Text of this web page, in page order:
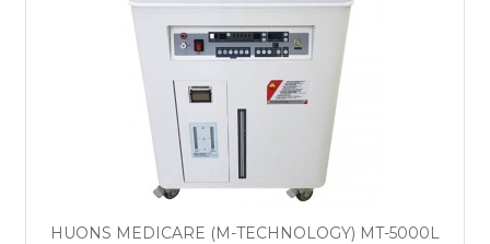
HUONS MEDICARE (M-TECHNOLOGY) MT-5000L